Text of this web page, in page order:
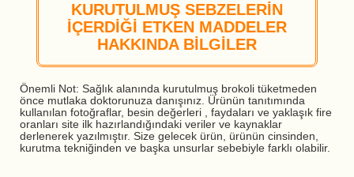
KURUTULMUŞ SEBZELERİN
İÇERDİĞİ ETKEN MADDELER
HAKKINDA BİLGİLER
Önemli Not: Sağlık alanında kurutulmuş brokoli tüketmeden
önce mutlaka doktorunuza danışınız. Ürünün tanıtımında
kullanılan fotoğraflar, besin değerleri , faydaları ve yaklaşık fire
oranları site ilk hazırlandığındaki veriler ve kaynaklar
derlenerek yazılmıştır. Size gelecek ürün, ürünün cinsinden,
kurutma tekniğinden ve başka unsurlar sebebiyle farklı olabilir.